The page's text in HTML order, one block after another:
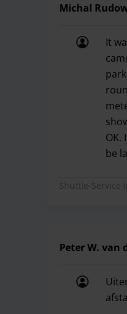
Michal
It
OK.
be
Shuttle-Service
Peter W. van